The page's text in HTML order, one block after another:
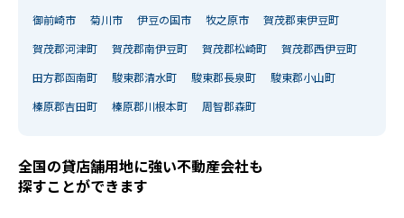
御前崎市 菊川市 伊豆の国市 牧之原市 賀茂郡東伊豆町
賀茂郡河津町 賀茂郡南伊豆町 賀茂郡松崎町 賀茂郡西伊豆町
田方郡函南町 駿東郡清水町 駿東郡長泉町 駿東郡小山町
榛原郡吉田町 榛原郡川根本町 周智郡森町
全国の貸店舗用地に強い不動産会社も
探すことができます